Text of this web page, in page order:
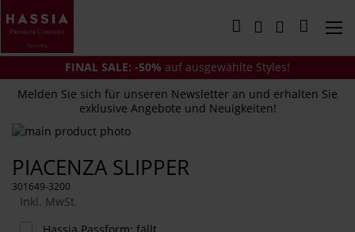
zum
Inhalt
Mein
FINAL SALE: -50% auf ausgewählte Styles!
Melden Sie sich für unseren Newsletter an und erhalten Sie
exklusive Angebote und Neuigkeiten!
PIACENZA SLIPPER
301649-3200
Inkl. MwSt.
Zum
der
Bildergalerie
springen
Anfang
der
Bildergalerie
springen